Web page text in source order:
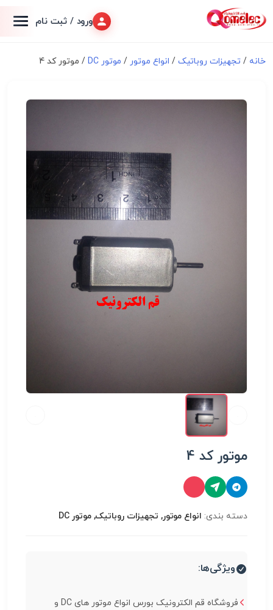
ورود / ثبت نام
خانه /تجهیزات روباتیک / انواع موتور / موتور DC / موتور کد 4
موتور کد 4
دسته بندی: انواع موتور, تجهیزات روباتیک, موتور DC
ویژگی‌ها:
فروشگاه قم الکترونیک بورس انواع موتور های DC و